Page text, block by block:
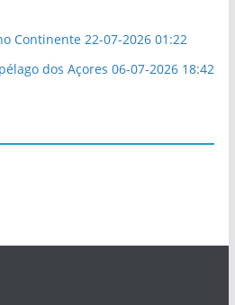
Continente 22-07-2026 01:22
dos Açores 06-07-2026 18:42